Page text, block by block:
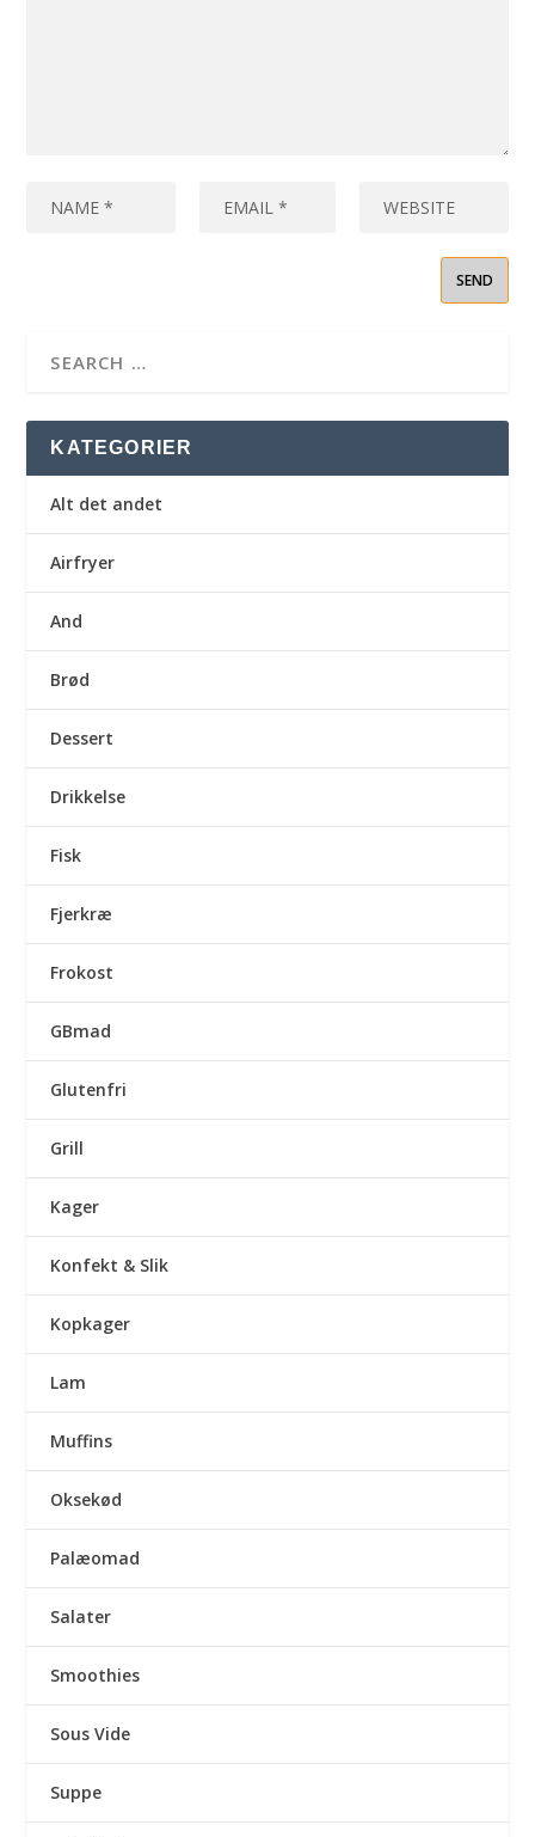
KATEGORIER
Alt det andet
Airfryer
And
Brød
Dessert
Drikkelse
Fisk
Fjerkræ
Frokost
GBmad
Glutenfri
Grill
Kager
Konfekt & Slik
Kopkager
Lam
Muffins
Oksekød
Palæomad
Salater
Smoothies
Sous Vide
Suppe